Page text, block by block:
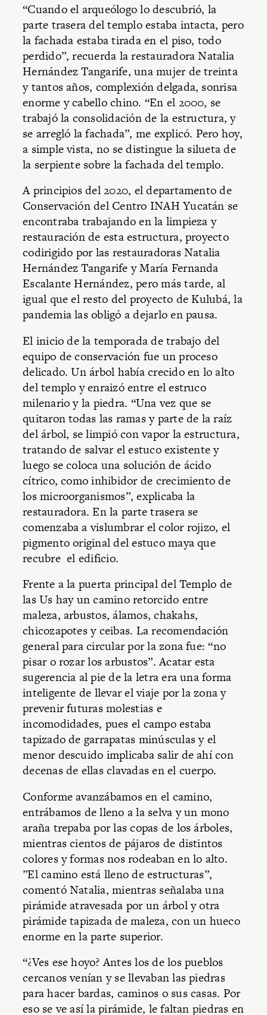
“Cuando el arqueólogo lo descubrió, la
parte trasera del templo estaba intacta, pero
la fachada estaba tirada en el piso, todo
perdido”, recuerda la restauradora Natalia
Hernández Tangarife, una mujer de treinta
y tantos años, complexión delgada, sonrisa
enorme y cabello chino. “En el 2000, se
trabajó la consolidación de la estructura, y
se arregló la fachada”, me explicó. Pero hoy,
a simple vista, no se distingue la silueta de
la serpiente sobre la fachada del templo.
A principios del 2020, el departamento de
Conservación del Centro INAH Yucatán se
encontraba trabajando en la limpieza y
restauraciónde esta estructura, proyecto
codirigido por las restauradoras Natalia
Hernández Tangarife y María Fernanda
Escalante Hernández, pero más tarde, al
igual que el resto del proyecto de Kulubá, la
pandemia las obligó a dejarlo en pausa.
El inicio de la temporada de trabajo del
equipo de conservación fue un proceso
delicado. Un árbol había crecido en lo alto
del templo y enraizó entre el estruco
milenario y la piedra. “Una vez que se
quitaron todas las ramas y parte de la raíz
del árbol, se limpió con vapor la estructura,
tratando de salvar el estuco existente y
luego se coloca una solución de ácido
cítrico, como inhibidor de crecimiento de
los microorganismos”, explicaba la
restauradora. En la parte trasera se
comenzaba a vislumbrar el color rojizo, el
pigmento original del estuco maya que
recubre el edificio.
Frente a la puerta principal del Templo de
las Us hay un camino retorcido entre
maleza, arbustos, álamos, chakahs,
chicozapotes y ceibas. La recomendación
general para circular por la zona fue: “no
pisar o rozar los arbustos”. Acatar esta
sugerencia al pie de la letra era una forma
inteligente de llevar el viaje por la zona y
prevenir futuras molestias e
incomodidades, pues el campo estaba
tapizado de garrapatas minúsculas y el
menor descuido implicaba salir de ahí con
decenas de ellas clavadas en el cuerpo.
Conforme avanzábamosen el camino,
entrábamos de lleno a la selva y un mono
araña trepaba por las copas de los árboles,
mientras cientos de pájaros de distintos
colores y formas nos rodeaban en lo alto.
”El camino está lleno de estructuras”,
comentóNatalia, mientras señalaba una
pirámide atravesada por un árbol y otra
pirámide tapizada de maleza, con un hueco
enorme en la parte superior.
“¿Ves ese hoyo? Antes los de los pueblos
cercanos venían y se llevaban las piedras
para hacer bardas, caminos o sus casas. Por
eso se ve así la pirámide, le faltan piedras en